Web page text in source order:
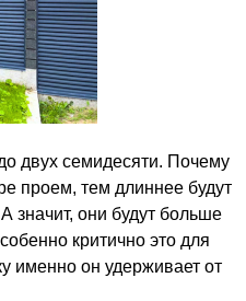
двух семидесяти. Почему
проем, тем длиннее будут
значит, они будут больше
критично это для
именно он удерживает от